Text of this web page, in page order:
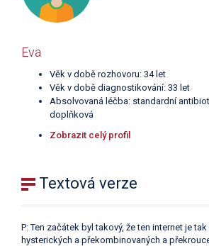
Eva
Věk v době rozhovoru: 34 let
Věk v době diagnostikování: 33 let
Absolvovaná léčba: standardní
doplňková
Zobrazit celý profil
Textová verze
P: Ten začátek byl takový, že ten internet je
hysterických a překombinovaných a